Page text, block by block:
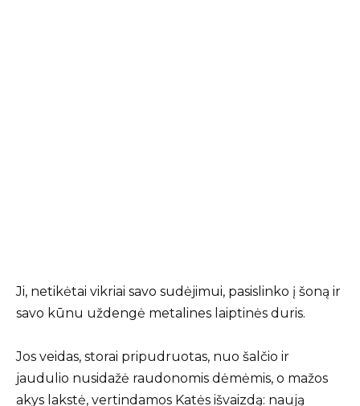
Ji, netikėtai vikriai savo sudėjimui, pasislinko į šoną ir
savo kūnu uždengė metalines laiptinės duris.
Jos veidas, storai pripudruotas, nuo šalčio ir
jaudulio nusidažė raudonomis dėmėmis, o mažos
akys lakstė, vertindamos Katės išvaizdą: naują